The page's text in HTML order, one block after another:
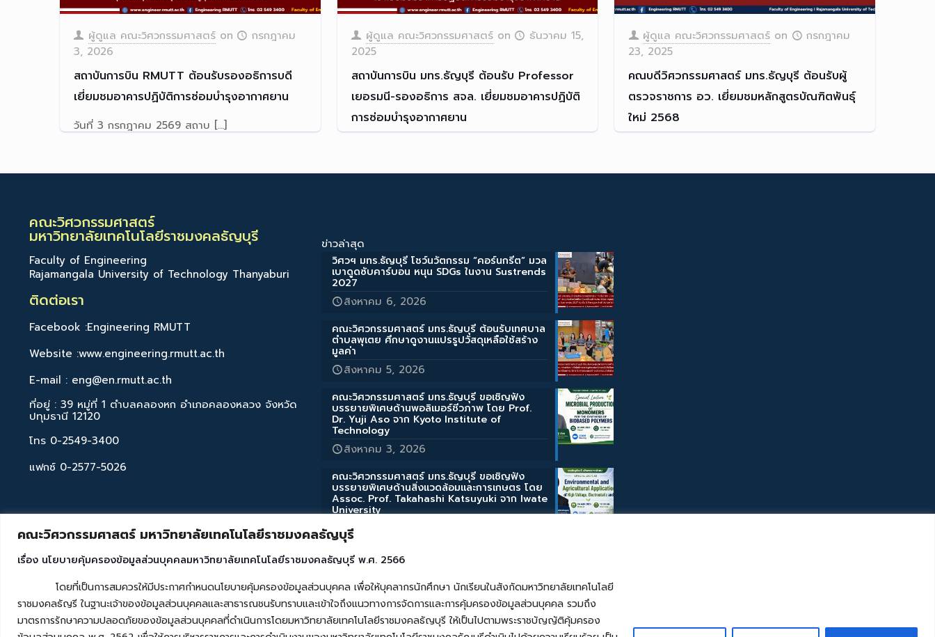
คณะวิศวกรรมศาสตร์ มหาวิทยาลัยเทคโนโลยีราชมงคลธัญบุรี
เรื่อง นโยบายคุ้มครองข้อมูลส่วนบุคคลมหาวิทยาลัยเทคโนโลยีราชมงคลธัญบุรี พ.ศ. 2566
โดยที่เป็นการสมควรให้มีประกาศกำหนดนโยบายคุ้มครองข้อมูลส่วนบุคคล เพื่อให้บุคลากรนักศึกษา นักเรียนในสังกัดมหาวิทยาลัยเทคโนโลยี
ราชมงคลธัญรี ในฐานะเจ้าของข้อมูลส่วนบุคคลและสาธารณชนรับทราบและเข้าใจถึงแนวทางการจัดการและการคุ้มครองข้อมูลส่วนบุคคล รวมถึง
มาตรการรักษาความปลอดภัยของข้อมูลส่วนบุคคลที่ดำเนินการโดยมหาวิทยาลัยเทคโนโลยีราชมงคลธัญบุรี ให้เป็นไปตามพระราชบัญญัติคุ้มครอง
ผู้ดูแล คณะวิศวกรรมศาสตร์ on
กรกฎาคม
3, 2026
สถาบันการบิน RMUTT ต้อนรับรองอธิการบดี
เยี่ยมชมอาคารปฏิบัติการซ่อมบำรุงอากาศยาน
วันที่ 3 กรกฎาคม 2569 สถาบ […]
ผู้ดูแล คณะวิศวกรรมศาสตร์ on
ธันวาคม 15,
2025
สถาบันการบิน มทร.ธัญบุรี ต้อนรับ Professor
เยอรมนี-รองอธิการ สจล. เยี่ยมชมอาคารปฏิบัติ
การซ่อมบำรุงอากาศยาน
ผู้ดูแล คณะวิศวกรรมศาสตร์ on
กรกฎาคม
23, 2025
คณบดีวิศวกรรมศาสตร์ มทร.ธัญบุรี ต้อนรับผู้
ตรวจราชการ อว. เยี่ยมชมหลักสูตรบัณฑิตพันธุ์
ใหม่ 2568
คณะวิศวกรรมศาสตร์
มหาวิทยาลัยเทคโนโลยีราชมงคลธัญบุรี
Faculty of Engineering
Rajamangala University of Technology Thanyaburi
ติดต่อเรา
Facebook :Engineering RMUTT
Website :www.engineering.rmutt.ac.th
E-mail : eng@en.rmutt.ac.th
ที่อยู่ : 39 หมู่ที่ 1 ตำบลคลองหก อำเภอคลองหลวง จังหวัด
ปทุมธานี 12120
โทร 0-2549-3400
แฟกซ์ 0-2577-5026
ข่าวล่าสุด
วิศวฯ มทร.ธัญบุรี โชว์นวัตกรรม “คอร์นกรีต” มวล
เบาดูดซับคาร์บอน หนุน SDGs ในงาน Sustrends
2027
สิงหาคม 6, 2026
คณะวิศวกรรมศาสตร์ มทร.ธัญบุรี ต้อนรับเทศบาล
ตำบลพุเตย ศึกษาดูงานแปรรูปวัสดุเหลือใช้สร้าง
มูลค่า
สิงหาคม 5, 2026
คณะวิศวกรรมศาสตร์ มทร.ธัญบุรี ขอเชิญฟัง
บรรยายพิเศษด้านพอลิเมอร์ชีวภาพ โดย Prof.
Dr. Yuji Aso จาก Kyoto Institute of
Technology
สิงหาคม 3, 2026
คณะวิศวกรรมศาสตร์ มทร.ธัญบุรี ขอเชิญฟัง
บรรยายพิเศษด้านสิ่งแวดล้อมและการเกษตร โดย
Assoc. Prof. Takahashi Katsuyuki จาก Iwate
University
สิงหาคม 3, 2026
คณะวิศวกรรมศาสตร์ มทร.ธัญบุรี ขอเชิญฟัง
บรรยายพิเศษ “Micro/Nano Bubble
Technologies” โดย Prof. Kiyoshi Yoshikawa
จากมหาวิทยาลัยเกียวโต
สิงหาคม 3, 2026